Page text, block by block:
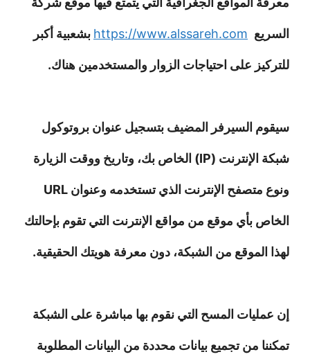
السريع https://www.alssareh.com بشعبية أكبر
للتركيز على احتياجات الزوار والمستخدمين هناك.
سيقوم السيرفر المضيف بتسجيل عنوان بروتوكول
شبكة الإنترنت (IP) الخاص بك، وتاريخ ووقت الزيارة
ونوع متصفح الإنترنت الذي تستخدمه وعنوان URL
الخاص بأي موقع من مواقع الإنترنت التي تقوم بإحالتك
لهذا الموقع من الشبكة، دون معرفة هويتك الحقيقية.
إن عمليات المسح التي نقوم بها مباشرة على الشبكة
تمكننا من تجميع بيانات محددة من البيانات المطلوبة